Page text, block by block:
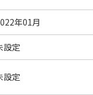
年01月
設定
設定